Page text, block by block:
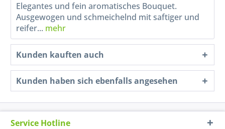
Elegantes und fein aromatisches Bouquet.
Ausgewogen und schmeichelnd mit saftiger und
reifer... mehr
Kunden kauften auch
Kunden haben sich ebenfalls angesehen
Service Hotline